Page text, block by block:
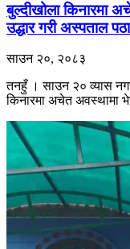
बुल्दीखोला किनारमा
उद्धार गरी अस्पताल
साउन २०, २०८३
तनहुँ । साउन २० व्यास
किनारमा अचेत अवस्थामा